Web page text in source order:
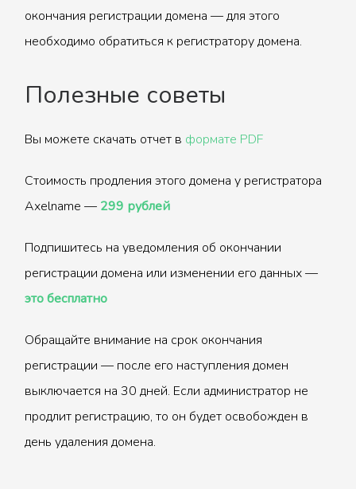
окончания регистрации домена — для этого
необходимо обратиться к регистратору домена.
Полезные советы
Вы можете скачать отчет в формате PDF
Стоимость продления этого домена у регистратора
Axelname — 299 рублей
Подпишитесь на уведомления об окончании
регистрации домена или изменении его данных —
это бесплатно
Обращайте внимание на срок окончания
регистрации — после его наступления домен
выключается на 30 дней. Если администратор не
продлит регистрацию, то он будет освобожден в
день удаления домена.